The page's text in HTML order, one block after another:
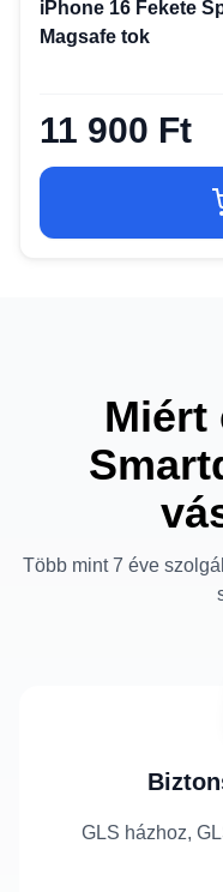
iPhone 16 Fekete
Magsafe tok
11 900 Ft
Miért
Több mint 7 éve
GLS házhoz,